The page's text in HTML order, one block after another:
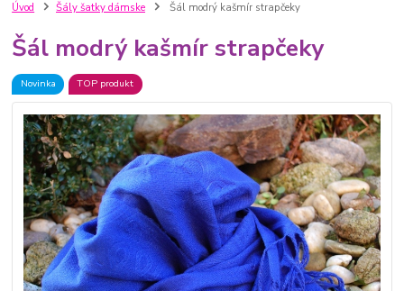
Úvod Šály šatky dámske Šál modrý kašmír strapčeky
Šál modrý kašmír strapčeky
Novinka TOP produkt